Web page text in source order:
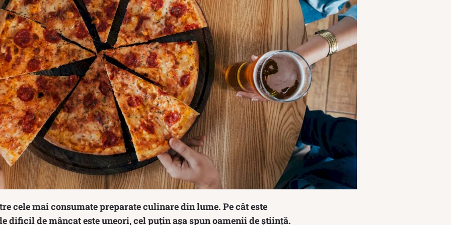
cele mai consumate preparate culinare din lume. Pe cât este
dificil de mâncat este uneori, cel puțin așa spun oamenii de știință.